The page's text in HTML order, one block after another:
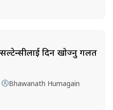
दिन खोज्नु गलत
Bhawanath Humagain